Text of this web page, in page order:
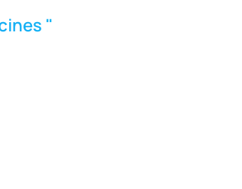
"